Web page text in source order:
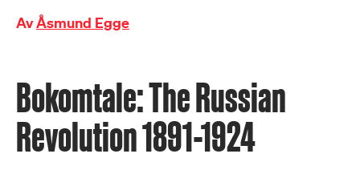
AvÅsmund Egge
Bokomtale: The Russian
Revolution 1891-1924